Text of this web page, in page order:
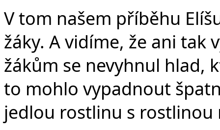
V tom našem příběhu
žáky. A vidíme, že ani tak
žákům se nevyhnul hlad,
to mohlo vypadnout
jedlou rostlinu s rostlinou